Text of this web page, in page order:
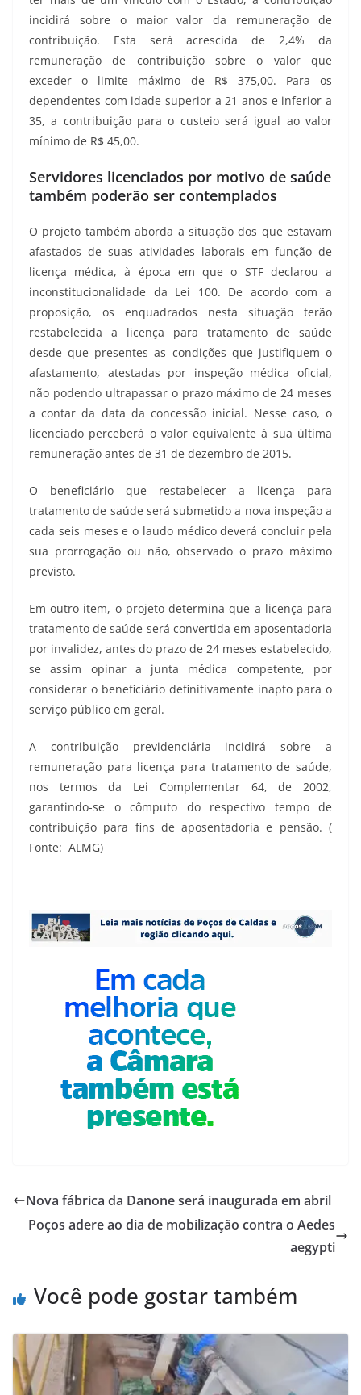
incidirá sobre o maior valor da remuneração de
contribuição. Esta será acrescida de 2,4% da
remuneração de contribuição sobre o valor que
exceder o limite máximo de R$ 375,00. Para os
dependentes com idade superior a 21 anos e inferior a
35, a contribuição para o custeio será igual ao valor
mínimo de R$ 45,00.
Servidores licenciados por motivo de saúde
também poderão ser contemplados
O projeto também aborda a situação dos que estavam
afastados de suas atividades laborais em função de
licença médica, à época em que o STF declarou a
inconstitucionalidade da Lei 100. De acordo com a
proposição, os enquadrados nesta situação terão
restabelecida a licença para tratamento de saúde
desde que presentes as condições que justifiquem o
afastamento, atestadas por inspeção médica oficial,
não podendo ultrapassar o prazo máximo de 24 meses
a contar da data da concessão inicial. Nesse caso, o
licenciado perceberá o valor equivalente à sua última
remuneração antes de 31 de dezembro de 2015.
O beneficiário que restabelecer a licença para
tratamento de saúde será submetido a nova inspeção a
cada seis meses e o laudo médico deverá concluir pela
sua prorrogação ou não, observado o prazo máximo
previsto.
Em outro item, o projeto determina que a licença para
tratamento de saúde será convertida em aposentadoria
por invalidez, antes do prazo de 24 meses estabelecido,
se assim opinar a junta médica competente, por
considerar o beneficiário definitivamente inapto para o
serviço público em geral.
A contribuição previdenciária incidirá sobre a
remuneração para licença para tratamento de saúde,
nos termos da Lei Complementar 64, de 2002,
garantindo-se o cômputo do respectivo tempo de
contribuição para fins de aposentadoria e pensão. (
Fonte: ALMG)
Nova fábrica da Danone será inaugurada em abril
Poços adere ao dia de mobilização contra o Aedes
aegypti
Você pode gostar também